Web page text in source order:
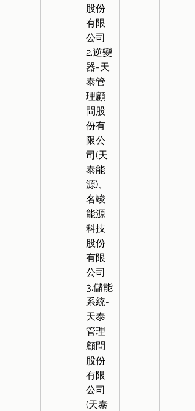
股份
有限
公司
2.逆變
器-天
泰管
理顧
問股
份有
限公
司(天
泰能
源)、
名竣
能源
科技
股份
有限
公司
3.儲能
系統-
天泰
管理
顧問
股份
有限
公司
(天泰